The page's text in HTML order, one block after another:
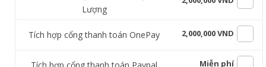
Lượng
Tích hợp cổng thanh toán OnePay 2,000,000 VND
Tích hợp cổng thanh toán Paypal Miễn phí